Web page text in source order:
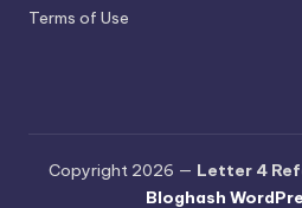
Terms of Use
Copyright 2026 — Letter 4
Bloghash